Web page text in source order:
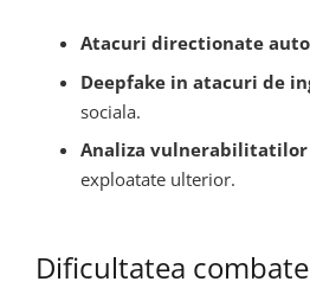
Atacuri directionate
Deepfake in atacuri de
sociala.
Analiza
exploatate ulterior.
Dificultatea